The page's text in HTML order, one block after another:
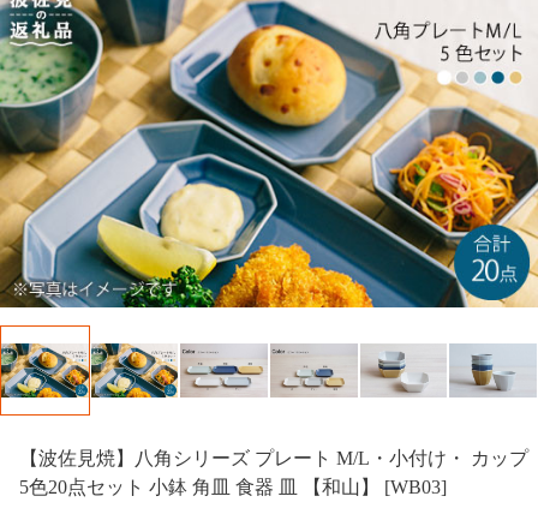
【波佐見焼】八角シリーズ プレート M/L・小付け・ カップ
5色20点セット 小鉢 角皿 食器 皿 【和山】 [WB03]